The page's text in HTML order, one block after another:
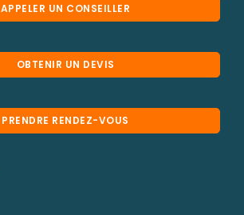
APPELER UN CONSEILLER
OBTENIR UN DEVIS
PRENDRE RENDEZ-VOUS